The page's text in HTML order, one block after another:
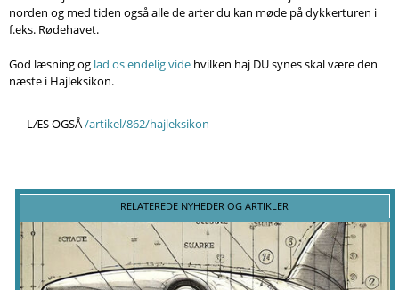
norden og med tiden også alle de arter du kan møde på dykkerturen i
f.eks. Rødehavet.
God læsning og lad os endelig vide hvilken haj DU synes skal være den
næste i Hajleksikon.
LÆS OGSÅ/artikel/862/hajleksikon
RELATEREDE NYHEDER OG ARTIKLER